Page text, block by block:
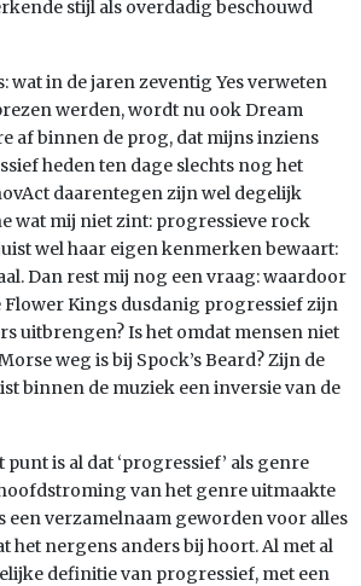
stijl als overdadig beschouwd
wat in de jaren zeventig Yes verweten
werden, wordt nu ook Dream
af binnen de prog, dat mijns inziens
heden ten dage slechts nog het
daarentegen zijn wel degelijk
wat mij niet zint: progressieve rock
wel haar eigen kenmerken bewaart:
Dan rest mij nog een vraag: waardoor
Flower Kings dusdanig progressief zijn
uitbrengen? Is het omdat mensen niet
weg is bij Spock’s Beard? Zijn de
binnen de muziek een inversie van de
is al dat ‘progressief’ als genre
van het genre uitmaakte
verzamelnaam geworden voor alles
het nergens anders bij hoort. Al met al
definitie van progressief, met een